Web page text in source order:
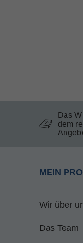
Das
dem
MEIN
Wir über
Das Team